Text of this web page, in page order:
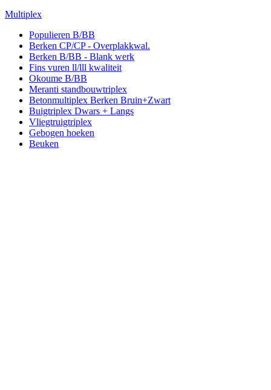
Multiplex
Populieren B/BB
Berken CP/CP - Overplakkwal.
Berken B/BB - Blank werk
Fins vuren ll/lll kwaliteit
Okoume B/BB
Meranti standbouwtriplex
Betonmultiplex Berken Bruin+Zwart
Buigtriplex Dwars + Langs
Vliegtruigtriplex
Gebogen hoeken
Beuken